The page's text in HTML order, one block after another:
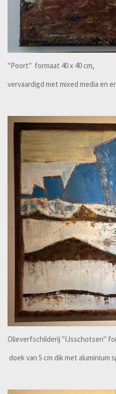
"Poort" formaat 40 x 40 cm,
vervaardigd met mixed media en
Olieverfschilderij "IJsschotsen"
doek van 5 cm dik met aluminium